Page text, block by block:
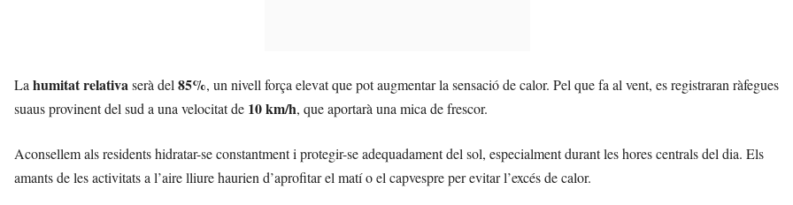
La humitat relativaserà del 85%, un nivell força elevat que pot augmentar la sensació de calor. Pel que fa al vent, es registraran ràfegues
suaus provinent del sud a una velocitat de 10 km/h, que aportarà una mica de frescor.
Aconsellem als residents hidratar-se constantment i protegir-se adequadament del sol, especialment durant les hores centrals del dia. Els
amants de les activitats a l’aire lliure haurien d’aprofitar el matí o el capvespre per evitar l’excés de calor.